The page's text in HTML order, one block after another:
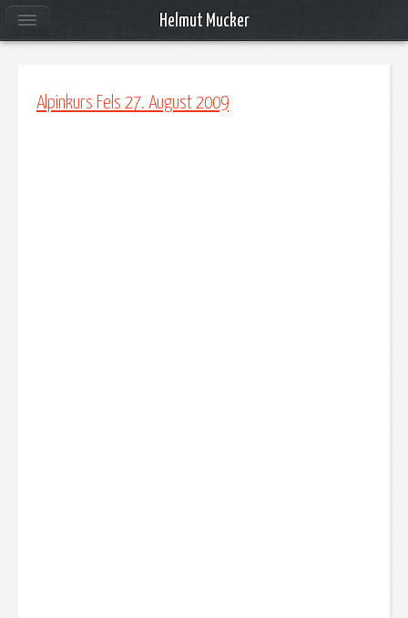
Alpinkurs Fels 27. August 2009
Helmut Mucker